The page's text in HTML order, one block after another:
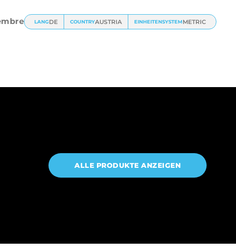
LANGDE COUNTRYAUSTRIA EINHEITENSYSTEMMETRIC
Universalklemmen
ALLE PRODUKTE ANZEIGEN